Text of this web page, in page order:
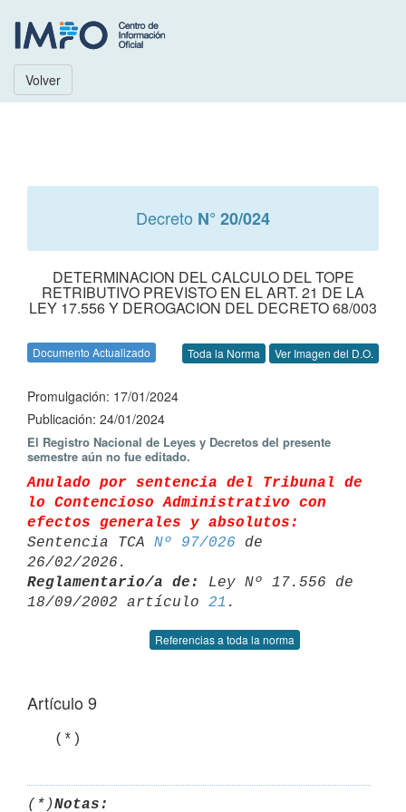
Volver
Decreto N° 20/024
DETERMINACION DEL CALCULO DEL TOPE
RETRIBUTIVO PREVISTO EN EL ART. 21 DE LA
LEY 17.556 Y DEROGACION DEL DECRETO 68/003
Documento Actualizado Toda la Norma Ver Imagen del D.O.
Promulgación: 17/01/2024
Publicación: 24/01/2024
El Registro Nacional de Leyes y Decretos del presente
semestre aún no fue editado.
Anulado por sentencia del Tribunal de
lo Contencioso Administrativo con
efectos generales y absolutos:
Sentencia TCA Nº 97/026 de
Reglamentario/a de:
Ley Nº 17.556 de
18/09/2002 artículo 21
Referencias a toda la norma
Artículo 9
   (*)
(*)Notas: